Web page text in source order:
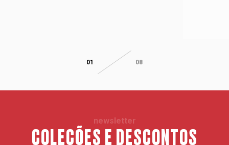
01 08
newsletter
COLEÇÕES E DESCONTOS